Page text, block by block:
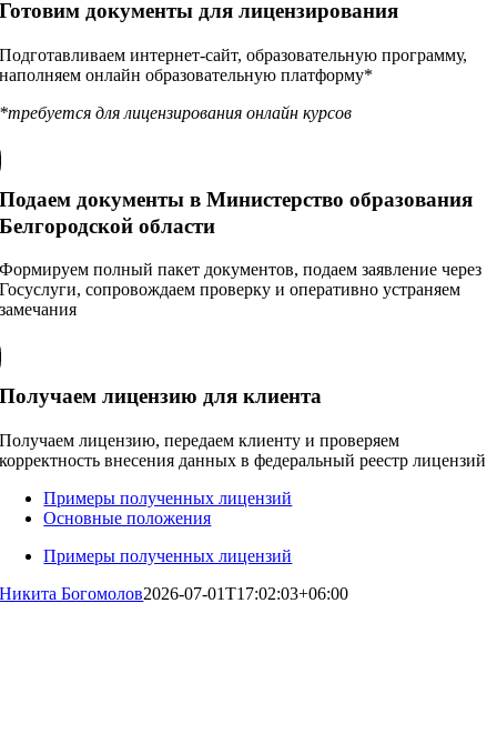
Готовим документы для лицензирования
Подготавливаем интернет-сайт, образовательную программу,
наполняем онлайн образовательную платформу*
*требуется для лицензирования онлайн курсов
Подаем документы в Министерство образования
Белгородской области
Формируем полный пакет документов, подаем заявление через
Госуслуги, сопровождаем проверку и оперативно устраняем
замечания
Получаем лицензию для клиента
Получаем лицензию, передаем клиенту и проверяем
корректность внесения данных в федеральный реестр лицензий
Примеры полученных лицензий
Основные положения
Примеры полученных лицензий
Никита Богомолов2026-07-01T17:02:03+06:00